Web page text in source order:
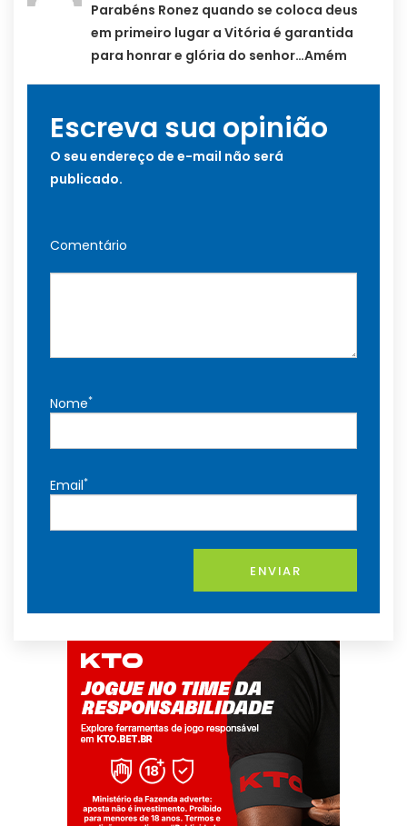
Parabéns Ronez quando se coloca deus
em primeiro lugar a Vitória é garantida
para honrar e glória do senhor…Amém
Escreva sua opinião
O seu endereço de e-mail não será
publicado.
Comentário
Nome*
Email*
ENVIAR